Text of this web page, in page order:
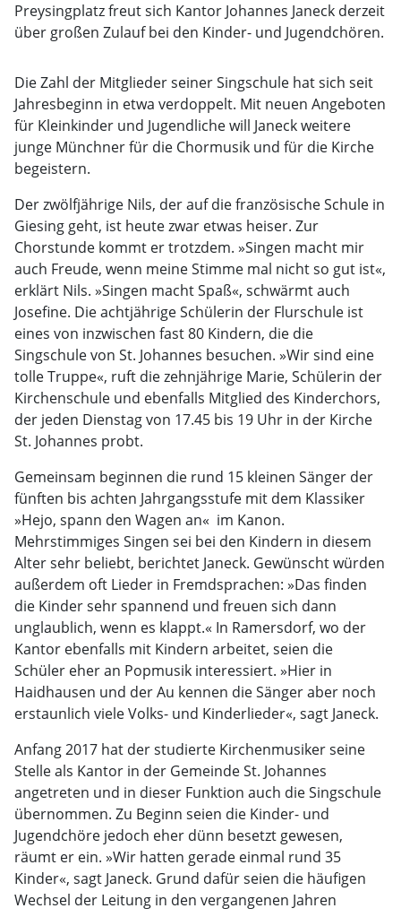
Preysingplatz freut sich Kantor Johannes Janeck derzeit
über großen Zulauf bei den Kinder- und Jugendchören.
Die Zahl der Mitglieder seiner Singschule hat sich seit
Jahresbeginn in etwa verdoppelt. Mit neuen Angeboten
für Kleinkinder und Jugendliche will Janeck weitere
junge Münchner für die Chormusik und für die Kirche
begeistern.
Der zwölfjährige Nils, der auf die französische Schule in
Giesing geht, ist heute zwar etwas heiser. Zur
Chorstunde kommt er trotzdem. »Singen macht mir
auch Freude, wenn meine Stimme mal nicht so gut ist«,
erklärt Nils. »Singen macht Spaß«, schwärmt auch
Josefine. Die achtjährige Schülerin der Flurschule ist
eines von inzwischen fast 80 Kindern, die die
Singschule von St. Johannes besuchen. »Wir sind eine
tolle Truppe«, ruft die zehnjährige Marie, Schülerin der
Kirchenschule und ebenfalls Mitglied des Kinderchors,
der jeden Dienstag von 17.45 bis 19 Uhr in der Kirche
St. Johannes probt.
Gemeinsam beginnen die rund 15 kleinen Sänger der
fünften bis achten Jahrgangsstufe mit dem Klassiker
»Hejo, spann den Wagen an«  im Kanon.
Mehrstimmiges Singen sei bei den Kindern in diesem
Alter sehr beliebt, berichtet Janeck. Gewünscht würden
außerdem oft Lieder in Fremdsprachen: »Das finden
die Kinder sehr spannend und freuen sich dann
unglaublich, wenn es klappt.« In Ramersdorf, wo der
Kantor ebenfalls mit Kindern arbeitet, seien die
Schüler eher an Popmusik interessiert. »Hier in
Haidhausen und der Au kennen die Sänger aber noch
erstaunlich viele Volks- und Kinderlieder«, sagt Janeck.
Anfang 2017 hat der studierte Kirchenmusiker seine
Stelle als Kantor in der Gemeinde St. Johannes
angetreten und in dieser Funktion auch die Singschule
übernommen. Zu Beginn seien die Kinder- und
Jugendchöre jedoch eher dünn besetzt gewesen,
räumt er ein. »Wir hatten gerade einmal rund 35
Kinder«, sagt Janeck. Grund dafür seien die häufigen
Wechsel der Leitung in den vergangenen Jahren